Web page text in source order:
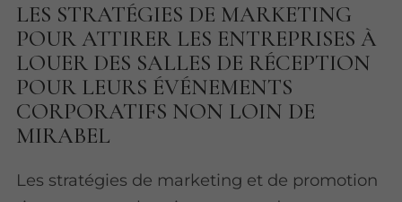
LES STRATÉGIES DE MARKETING
POUR ATTIRER LES ENTREPRISES À
LOUER DES SALLES DE RÉCEPTION
POUR LEURS ÉVÉNEMENTS
CORPORATIFS NON LOIN DE
MIRABEL
Les stratégies de marketing et de promotion